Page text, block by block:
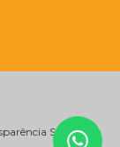
Salarial